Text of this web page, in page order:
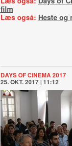
film
Læs også: Heste og
DAYS OF CINEMA 2017
25. OKT. 2017 | 11:12